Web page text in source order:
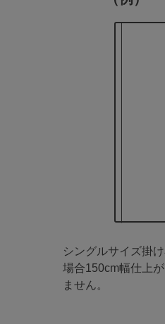
シングルサイズ掛
場合150cm幅仕上
ません。